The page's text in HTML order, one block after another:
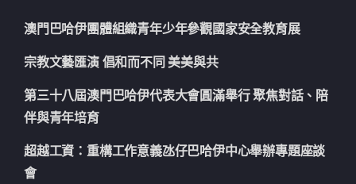
澳門巴哈伊團體組織青年少年參觀國家安全教育展
宗教文藝匯演 倡和而不同 美美與共
第三十八屆澳門巴哈伊代表大會圓滿舉行 聚焦對話、陪
伴與青年培育
超越工資：重構工作意義氹仔巴哈伊中心舉辦專題座談
會